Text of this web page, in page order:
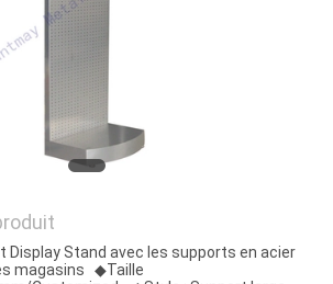
Display Stand avec les supports en acier
magasins ◆Taille